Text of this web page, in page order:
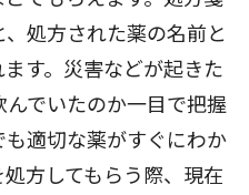
処方された薬の名前と
す。災害などが起きた
でいたのか一目で把握
適切な薬がすぐにわか
方してもらう際、現在